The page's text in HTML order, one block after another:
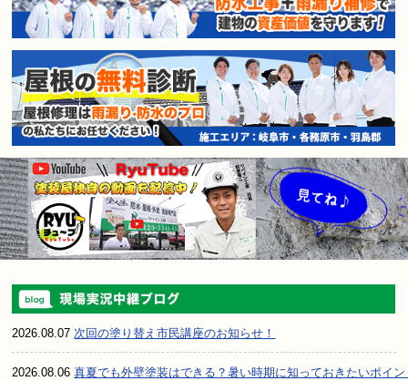
2026.08.07次回の塗り替え市民講座のお知らせ！
2026.08.06真夏でも外壁塗装はできる？暑い時期に知っておきたいポイン